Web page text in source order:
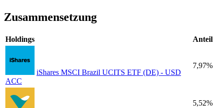
Zusammensetzung
Holdings Anteil
iShares MSCI Brazil UCITS ETF (DE) - USD
ACC
7,97%
5,52%